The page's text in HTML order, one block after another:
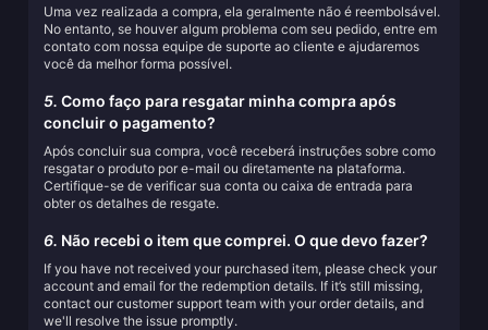
Uma vez realizada a compra, ela geralmente não é reembolsável.
No entanto, se houver algum problema com seu pedido, entre em
contato com nossa equipe de suporte ao cliente e ajudaremos
você da melhor forma possível.
5. Como faço para resgatar minha compra após
concluir o pagamento?
Após concluir sua compra, você receberá instruções sobre como
resgatar o produto por e-mail ou diretamente na plataforma.
Certifique-se de verificar sua conta ou caixa de entrada para
obter os detalhes de resgate.
6. Não recebi o item que comprei. O que devo fazer?
If you have not received your purchased item, please check your
account and email for the redemption details. If it’s still missing,
contact our customer support team with your order details, and
we'll resolve the issue promptly.